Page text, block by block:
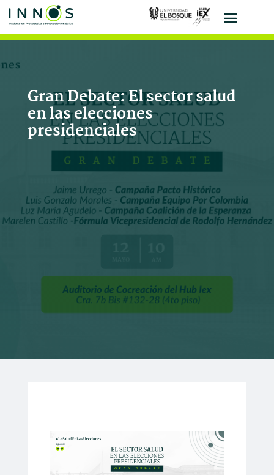
Gran Debate: El sector salud
en las elecciones
presidenciales